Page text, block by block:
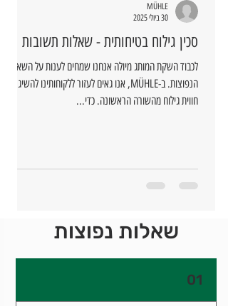
סכין גילוח בטיחותית - שאלות תשובות
לכבוד השקת המותג מיולה אנחנו שמחים לענות על השאלות
הנפוצות. ב-MÜHLE, אנו גאים לעזור ללקוחותינו להשיג
חווית גילוח מהשורה הראשונה. כדי...
MÜHLE
30 ביולי 2025
שאלות נפוצות
01